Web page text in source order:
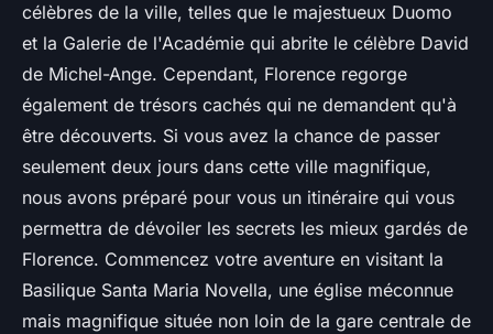
célèbres de la ville, telles que le majestueux Duomo
et la Galerie de l'Académie qui abrite le célèbre David
de Michel-Ange. Cependant, Florence regorge
également de trésors cachés qui ne demandent qu'à
être découverts. Si vous avez la chance de passer
seulement deux jours dans cette ville magnifique,
nous avons préparé pour vous un itinéraire qui vous
permettra de dévoiler les secrets les mieux gardés de
Florence. Commencez votre aventure en visitant la
Basilique Santa Maria Novella, une église méconnue
mais magnifique située non loin de la gare centrale de